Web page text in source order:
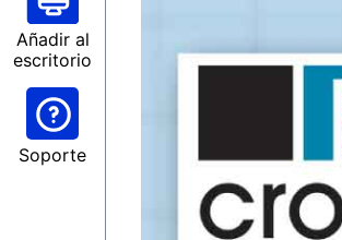
Añadir al
escritorio
Soporte